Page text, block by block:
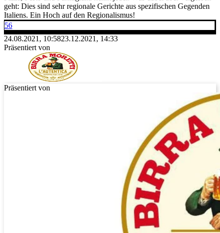
geht: Dies sind sehr regionale Gerichte aus spezifischen Gegenden
Italiens. Ein Hoch auf den Regionalismus!
56
24.08.2021, 10:5823.12.2021, 14:33
Präsentiert von
Präsentiert von